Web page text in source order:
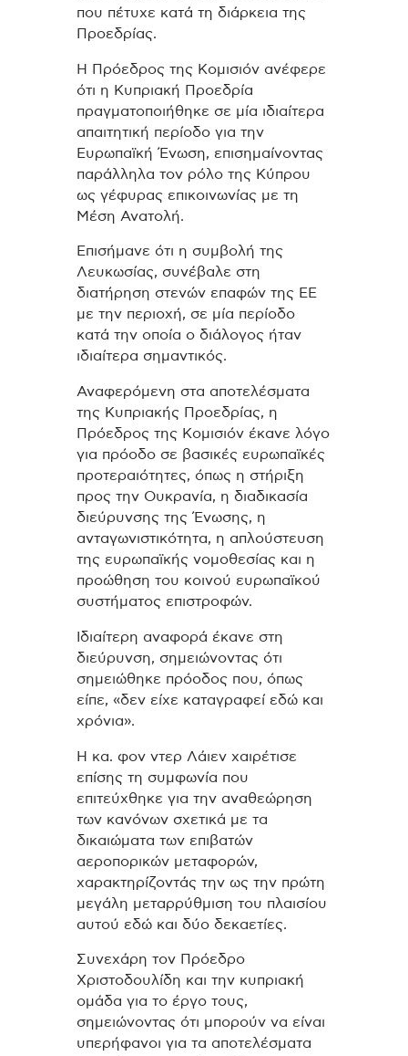
που πέτυχε κατά τη διάρκεια της
Προεδρίας.
Η Πρόεδρος της Κομισιόν ανέφερε
ότι η Κυπριακή Προεδρία
πραγματοποιήθηκε σε μία ιδιαίτερα
απαιτητική περίοδο για την
Ευρωπαϊκή Ένωση, επισημαίνοντας
παράλληλα τον ρόλο της Κύπρου
ως γέφυρας επικοινωνίας με τη
Μέση Ανατολή.
Επισήμανε ότι η συμβολή της
Λευκωσίας, συνέβαλε στη
διατήρηση στενών επαφών της ΕΕ
με την περιοχή, σε μία περίοδο
κατά την οποία ο διάλογος ήταν
ιδιαίτερα σημαντικός.
Αναφερόμενη στα αποτελέσματα
της Κυπριακής Προεδρίας, η
Πρόεδρος της Κομισιόν έκανε λόγο
για πρόοδο σε βασικές ευρωπαϊκές
προτεραιότητες, όπως η στήριξη
προς την Ουκρανία, η διαδικασία
διεύρυνσης της Ένωσης, η
ανταγωνιστικότητα, η απλούστευση
της ευρωπαϊκής νομοθεσίας και η
προώθηση του κοινού ευρωπαϊκού
συστήματος επιστροφών.
Ιδιαίτερη αναφορά έκανε στη
διεύρυνση, σημειώνοντας ότι
σημειώθηκε πρόοδος που, όπως
είπε, «δεν είχε καταγραφεί εδώ και
χρόνια».
Η κα. φον ντερ Λάιεν χαιρέτισε
επίσης τη συμφωνία που
επιτεύχθηκε για την αναθεώρηση
των κανόνων σχετικά με τα
δικαιώματα των επιβατών
αεροπορικών μεταφορών,
χαρακτηρίζοντάς την ως την πρώτη
μεγάλη μεταρρύθμιση του πλαισίου
αυτού εδώ και δύο δεκαετίες.
Συνεχάρη τον Πρόεδρο
Χριστοδουλίδη και την κυπριακή
ομάδα για το έργο τους,
σημειώνοντας ότι μπορούν να είναι
υπερήφανοι για τα αποτελέσματα